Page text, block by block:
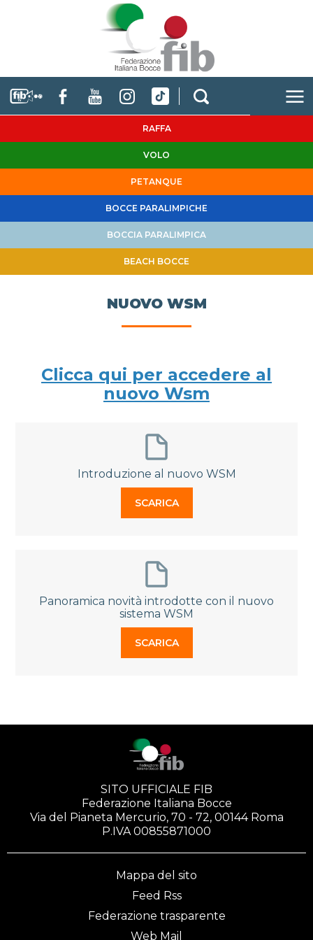
RAFFA
VOLO
PETANQUE
BOCCE PARALIMPICHE
BOCCIA PARALIMPICA
BEACH BOCCE
NUOVO WSM
Clicca qui per accedere al
nuovo Wsm
Introduzione al nuovo WSM
SCARICA
Panoramica novità introdotte con il nuovo
sistema WSM
SCARICA
SITO UFFICIALE FIB
Federazione Italiana Bocce
Via del Pianeta Mercurio, 70 - 72, 00144 Roma
P.IVA 00855871000
Mappa del sito
Feed Rss
Federazione trasparente
Web Mail